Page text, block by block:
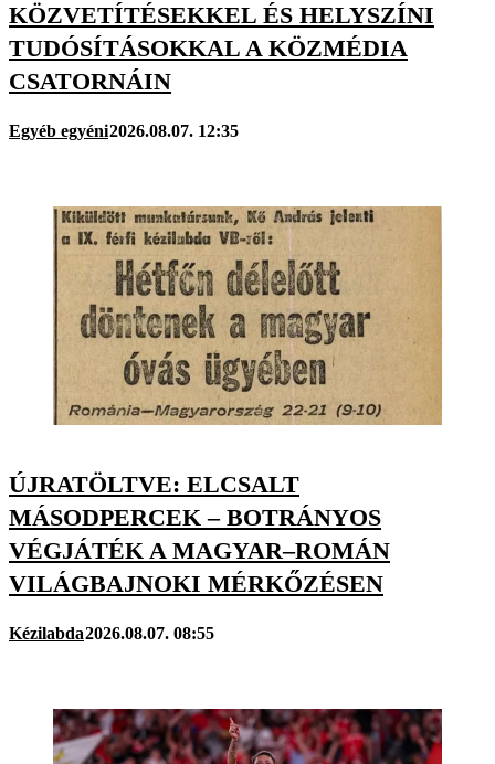
KÖZVETÍTÉSEKKEL ÉS HELYSZÍNI
TUDÓSÍTÁSOKKAL A KÖZMÉDIA
CSATORNÁIN
Egyéb egyéni2026.08.07. 12:35
ÚJRATÖLTVE: ELCSALT
MÁSODPERCEK – BOTRÁNYOS
VÉGJÁTÉK A MAGYAR–ROMÁN
VILÁGBAJNOKI MÉRKŐZÉSEN
Kézilabda2026.08.07. 08:55